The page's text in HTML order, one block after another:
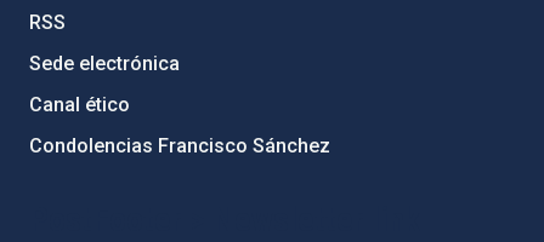
RSS
Sede electrónica
Canal ético
Condolencias Francisco Sánchez